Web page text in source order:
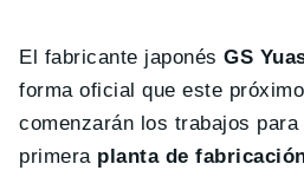
El fabricante japonésGS
forma oficial que este
comenzarán los trabajos
primeraplanta de